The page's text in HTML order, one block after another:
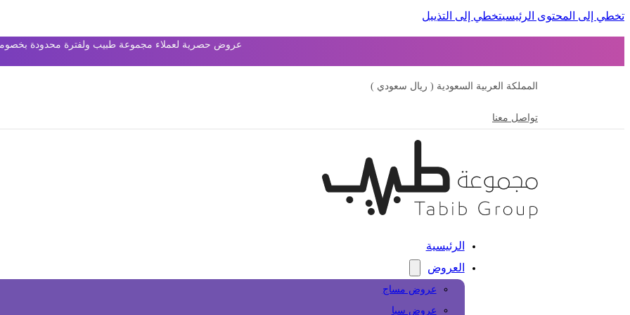
تخطي إلى المحتوى الرئيسيتخطي إلى التذييل
عروض حصرية لعملاء مجموعة طبيب ولفترة محدودة بخصومات
المملكة العربية السعودية ( ريال سعودي )
تواصل معنا
الرئيسية
العروض
عروض مساج
عروض سبا